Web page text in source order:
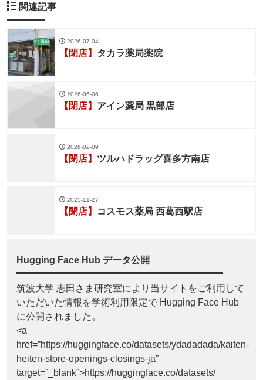
関連記事
2026-07-04
【閉店】 タカラ薬局薬院
2026-06-06
【閉店】 アイン薬局 黒部店
2026-02-09
【閉店】 ツルハドラッグ喜多方南店
2025-11-27
【閉店】 コスモス薬局 西葛西駅店
Hugging Face Hub データ公開
筑波大学 志田さま研究室により当サイトをご利用して
いただいた情報を学術利用限定で Hugging Face Hub
に公開されました。
<a
href=”https://huggingface.co/datasets/ydadadada/kaiten-
heiten-store-openings-closings-ja”
target=”_blank”>https://huggingface.co/datasets/